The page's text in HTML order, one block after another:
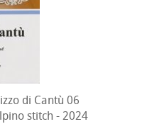
di Cantù 06
stitch - 2024